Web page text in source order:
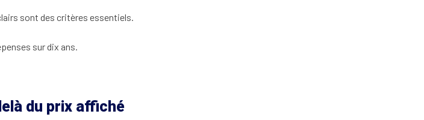
sont des critères essentiels.
sur dix ans.
du prix affiché